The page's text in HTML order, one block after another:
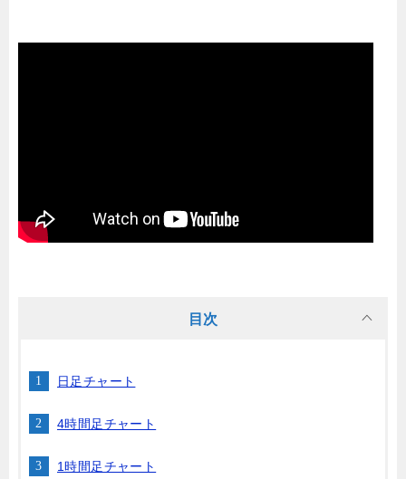
目次
日足チャート
4時間足チャート
1時間足チャート